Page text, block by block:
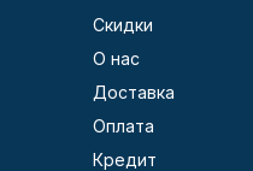
Скидки
О нас
Доставка
Оплата
Кредит